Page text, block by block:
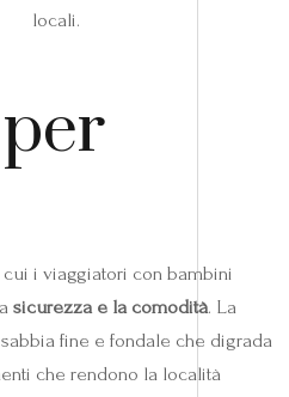
locali.
i viaggiatori con bambini
sicurezza e la comodità. La
fine e fondale che digrada
che rendono la località